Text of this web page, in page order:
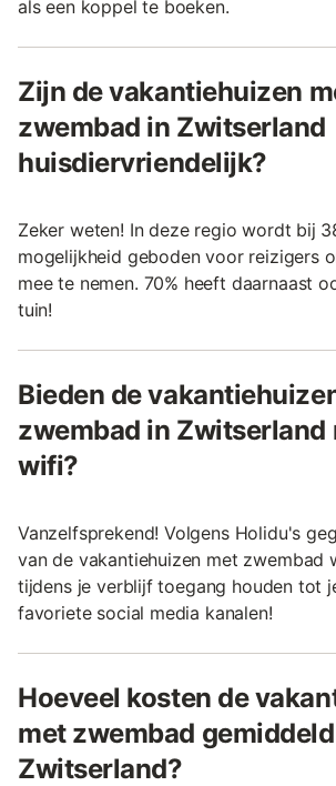
als een koppel te boeken.
Zijn de vakantiehuizen
zwembad in Zwitserland
huisdiervriendelijk?
Zeker weten! In deze regio wordt bij
mogelijkheid geboden voor reizigers
mee te nemen. 70% heeft daarnaast
tuin!
Bieden de
zwembad in Zwitserland
wifi?
Vanzelfsprekend! Volgens Holidu's
van de vakantiehuizen met zwembad
tijdens je verblijf toegang houden tot
favoriete social media kanalen!
Hoeveel kosten de
met zwembad
Zwitserland?